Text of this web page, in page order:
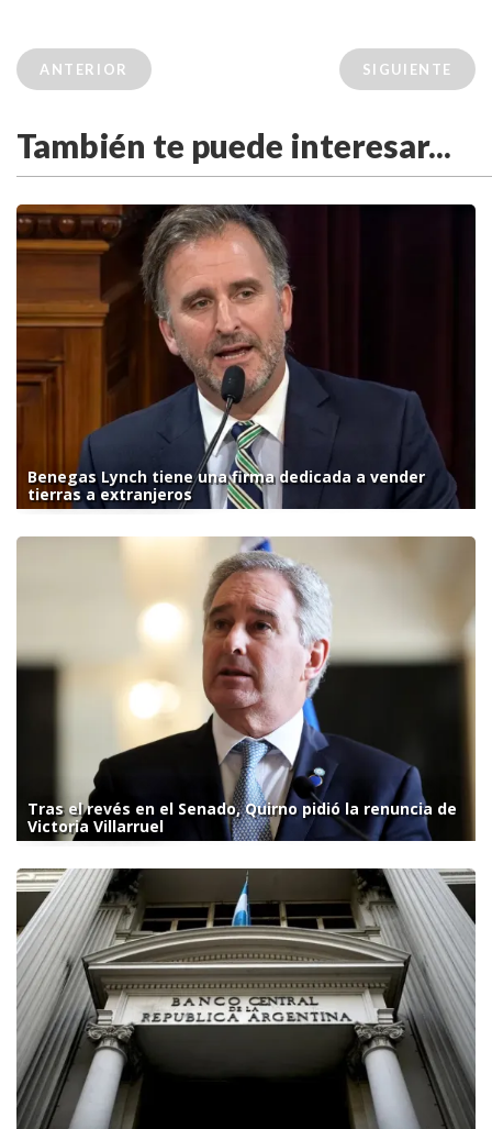
ANTERIOR SIGUIENTE
También te puede interesar...
Benegas Lynch tiene una firma dedicada a vender
tierras a extranjeros
Tras el revés en el Senado, Quirno pidió la renuncia de
Victoria Villarruel